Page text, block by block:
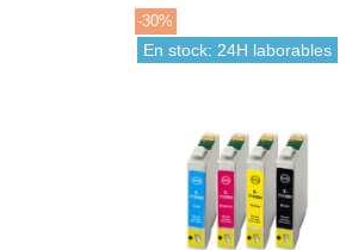
-30%
En stock: 24H laborables